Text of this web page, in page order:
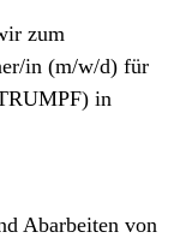
zum
in (m/w/d) für
in
Abarbeiten von